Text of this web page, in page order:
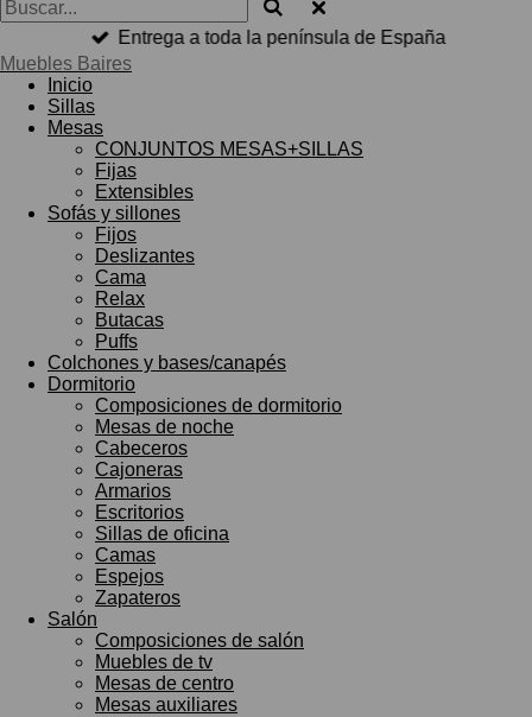
Entrega a toda la península de España
Muebles Baires
Inicio
Sillas
Mesas
CONJUNTOS MESAS+SILLAS
Fijas
Extensibles
Sofás y sillones
Fijos
Deslizantes
Cama
Relax
Butacas
Puffs
Colchones y bases/canapés
Dormitorio
Composiciones de dormitorio
Mesas de noche
Cabeceros
Cajoneras
Armarios
Escritorios
Sillas de oficina
Camas
Espejos
Zapateros
Salón
Composiciones de salón
Muebles de tv
Mesas de centro
Mesas auxiliares